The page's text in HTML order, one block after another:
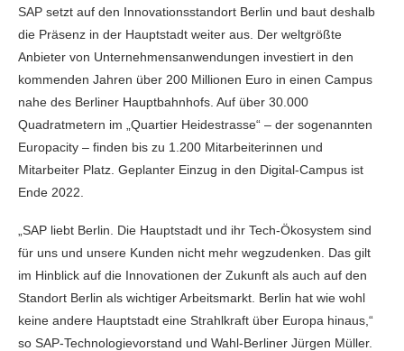
SAP setzt auf den Innovationsstandort Berlin und baut deshalb
die Präsenz in der Hauptstadt weiter aus. Der weltgrößte
Anbieter von Unternehmensanwendungen investiert in den
kommenden Jahren über 200 Millionen Euro in einen Campus
nahe des Berliner Hauptbahnhofs. Auf über 30.000
Quadratmetern im „Quartier Heidestrasse“ – der sogenannten
Europacity – finden bis zu 1.200 Mitarbeiterinnen und
Mitarbeiter Platz. Geplanter Einzug in den Digital-Campus ist
Ende 2022.
„SAP liebt Berlin. Die Hauptstadt und ihr Tech-Ökosystem sind
für uns und unsere Kunden nicht mehr wegzudenken. Das gilt
im Hinblick auf die Innovationen der Zukunft als auch auf den
Standort Berlin als wichtiger Arbeitsmarkt. Berlin hat wie wohl
keine andere Hauptstadt eine Strahlkraft über Europa hinaus,“
so SAP-Technologievorstand und Wahl-Berliner Jürgen Müller.